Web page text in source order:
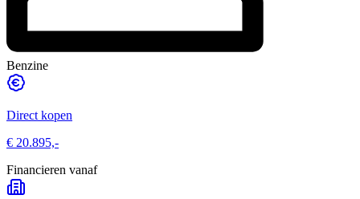
Benzine
Direct kopen
€ 20.895,-
Financieren vanaf